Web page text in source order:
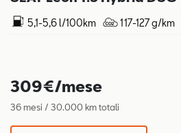
5,1-5,6 l/100km 117-127 g/km
309€/mese
36 mesi / 30.000 km totali